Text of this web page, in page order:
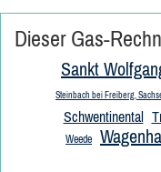
Dieser Gas-
Sankt
Steinbach bei Freiberg,
Schwentinental
Weede